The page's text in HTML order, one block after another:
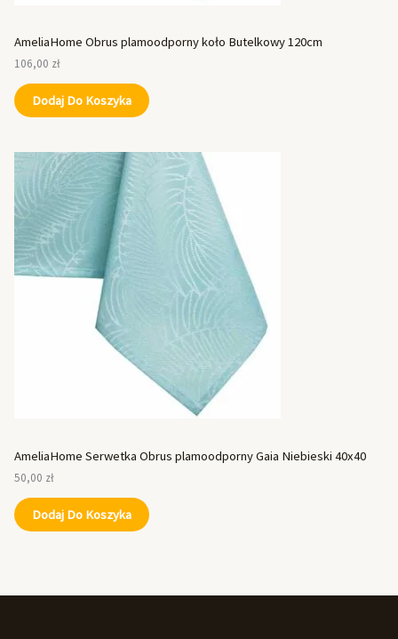
AmeliaHome Obrus plamoodporny koło Butelkowy 120cm
106,00 zł
Dodaj Do Koszyka
AmeliaHome Serwetka Obrus plamoodporny Gaia Niebieski 40x40
50,00 zł
Dodaj Do Koszyka